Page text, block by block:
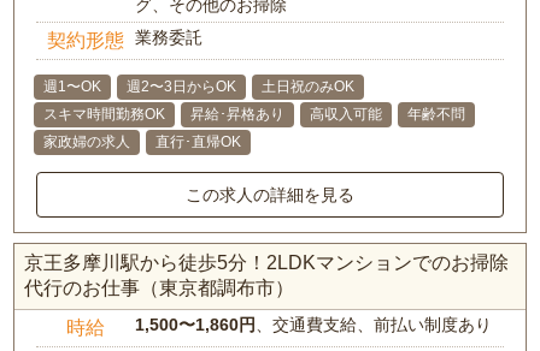
グ、その他のお掃除
契約形態 業務委託
週1〜OK 週2〜3日からOK
土日祝のみOK
スキマ時間勤務OK
昇給･昇格あり 高収入可能
年齢不問
家政婦の求人
直行･直帰OK
この求人の詳細を見る
京王多摩川駅から徒歩5分！2LDKマンションでのお掃除
代行のお仕事（東京都調布市）
時給 1,500〜1,860円 、交通費支給、前払い制度あり